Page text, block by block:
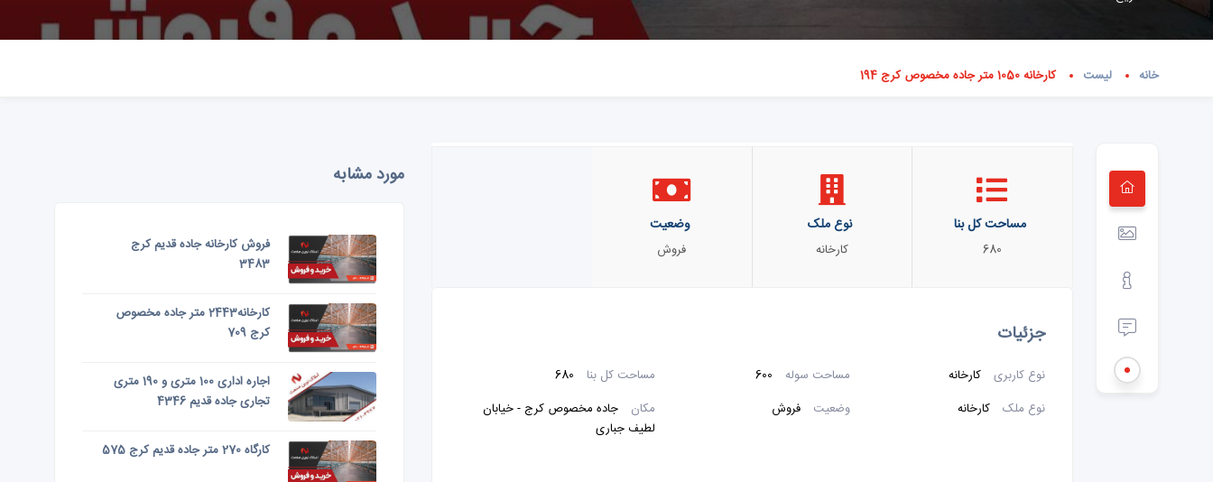
خانه لیست کارخانه 1050 متر جاده مخصوص کرج 194
مساحت کل بنا
680
نوع ملک
کارخانه
وضعیت
فروش
جزئیات
نوع کاربری کارخانه مساحت سوله مساحت کل بنا
نوع ملک
کارخانه وضعیت فروش مکان
جاده مخصوص کرج - خیابان
لطیف جباری
مورد مشابه
فروش کارخانه جاده قدیم کرج
3483
کارخانه2443 متر جاده مخصوص
کرج 709
اجاره اداری 100 متری و 190 متری
تجاری جاده قدیم 4346
کارگاه 270 متر جاده قدیم کرج 575